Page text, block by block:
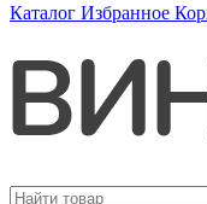
Каталог Избранное